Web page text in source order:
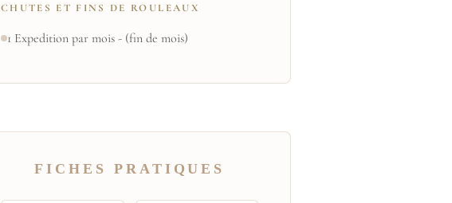
CHUTES ET FINS DE ROULEAUX
1 Expedition par mois - (fin de mois)
FICHES PRATIQUES